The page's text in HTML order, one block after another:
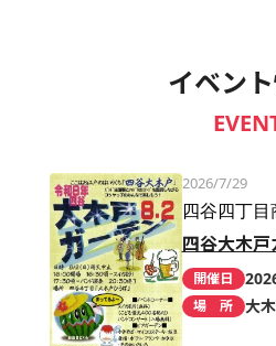
イベン
2026/7/29
四谷四丁目
四谷大木戸
開催日
場 所 大